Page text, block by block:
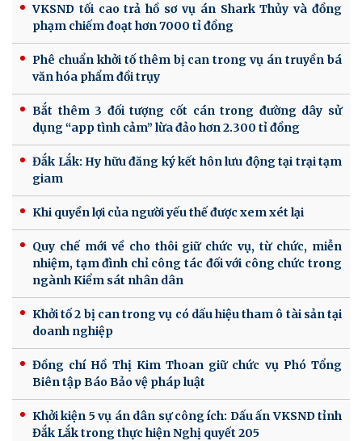
VKSND tối cao trả hồ sơ vụ án Shark Thủy và đồng
phạm chiếm đoạt hơn 7000 tỉ đồng
Phê chuẩn khởi tố thêm bị can trong vụ án truyền bá
văn hóa phẩm đồi trụy
Bắt thêm 3 đối tượng cốt cán trong đường dây sử
dụng “app tình cảm” lừa đảo hơn 2.300 tỉ đồng
Đắk Lắk: Hy hữu đăng ký kết hôn lưu động tại trại tạm
giam
Khi quyền lợi của người yếu thế được xem xét lại
Quy chế mới về cho thôi giữ chức vụ, từ chức, miễn
nhiệm, tạm đình chỉ công tác đối với công chức trong
ngành Kiểm sát nhân dân
Khởi tố 2 bị can trong vụ có dấu hiệu tham ô tài sản tại
doanh nghiệp
Đồng chí Hồ Thị Kim Thoan giữ chức vụ Phó Tổng
Biên tập Báo Bảo vệ pháp luật
Khởi kiện 5 vụ án dân sự công ích: Dấu ấn VKSND tỉnh
Đắk Lắk trong thực hiện Nghị quyết 205